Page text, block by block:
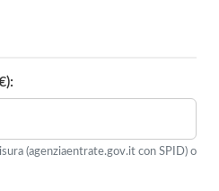
(agenziaentrate.gov.it con SPID) o